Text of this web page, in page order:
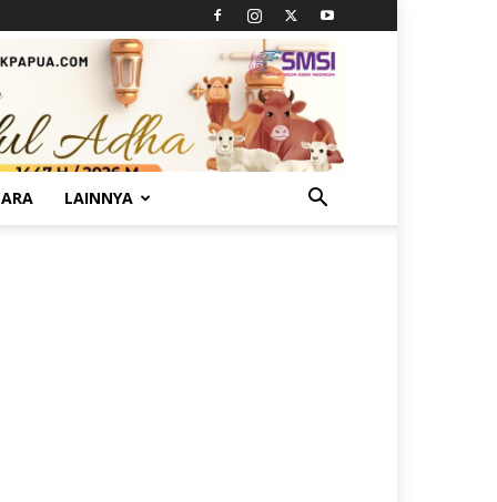
LAINNYA